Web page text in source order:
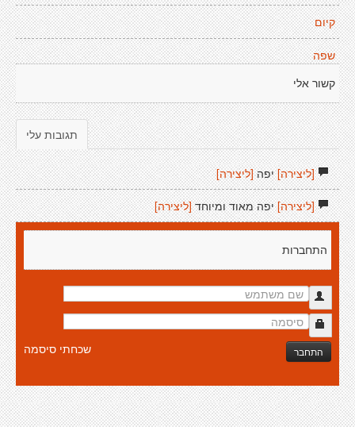
קיום
שפה
קשור אלי
תגובות עלי
[ליצירה]יפה [ליצירה]
[ליצירה]יפה מאוד ומיוחד[ליצירה]
התחברות
התחבר שכחתי סיסמה